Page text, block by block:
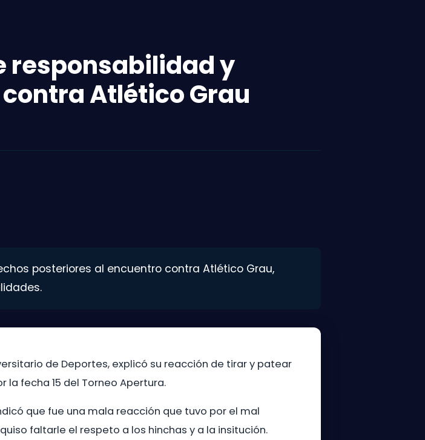
responsabilidad y
Atlético Grau
posteriores al encuentro contra Atlético Grau,
de Deportes, explicó su reacción de tirar y patear
fecha 15 del Torneo Apertura.
que fue una mala reacción que tuvo por el mal
faltarle el respeto a los hinchas y a la insitución.